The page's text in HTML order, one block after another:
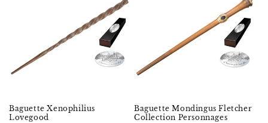
Baguette Xenophilius
Lovegood
Baguette Mondingus Fletcher
Collection Personnages